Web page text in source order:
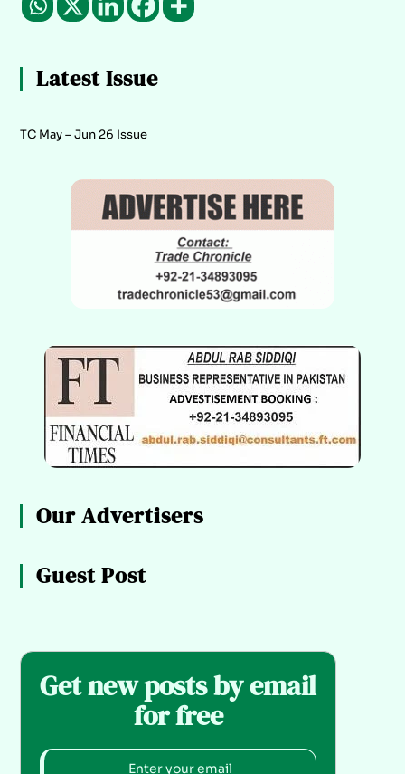
Latest Issue
TC May – Jun 26 Issue
Our Advertisers
Guest Post
Get new posts by email
for free